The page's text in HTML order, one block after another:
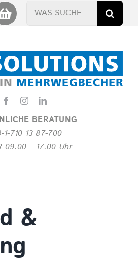
BERATUNG
1-710 13 87-700
09.00 – 17.00 Uhr
Suche
nach:
&